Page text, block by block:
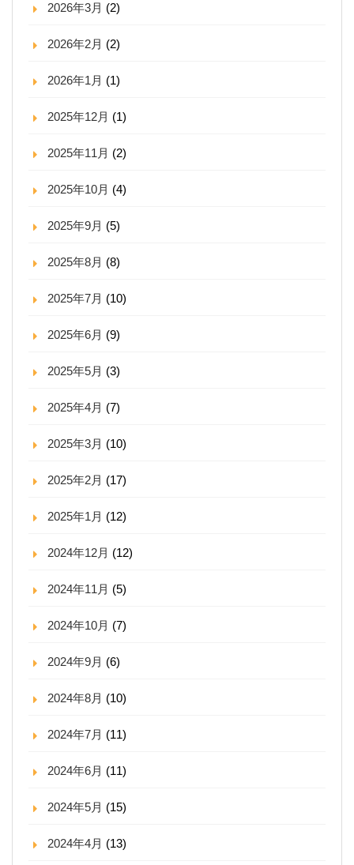
2026年3月 (2)
2026年2月 (2)
2026年1月 (1)
2025年12月 (1)
2025年11月 (2)
2025年10月 (4)
2025年9月 (5)
2025年8月 (8)
2025年7月 (10)
2025年6月 (9)
2025年5月 (3)
2025年4月 (7)
2025年3月 (10)
2025年2月 (17)
2025年1月 (12)
2024年12月 (12)
2024年11月 (5)
2024年10月 (7)
2024年9月 (6)
2024年8月 (10)
2024年7月 (11)
2024年6月 (11)
2024年5月 (15)
2024年4月 (13)